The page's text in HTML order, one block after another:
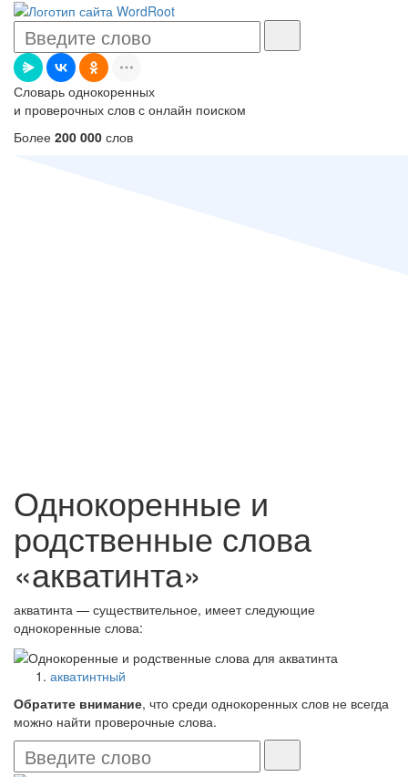
Словарь однокоренных
и проверочных слов с онлайн поиском
Более 200 000 слов
Однокоренные и
родственные слова
«акватинта»
акватинта — существительное, имеет следующие
однокоренные слова:
акватинтный
Обратите внимание, что среди однокоренных слов не всегда
можно найти проверочные слова.